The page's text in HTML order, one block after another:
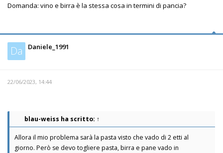
Domanda: vino e birra è la stessa cosa in termini di pancia?
Da Daniele_1991
22/06/2023, 14:44
blau-weiss ha scritto: ↑
Allora il mio problema sarà la pasta visto che vado di 2 etti al
giorno. Però se devo togliere pasta, birra e pane vado in